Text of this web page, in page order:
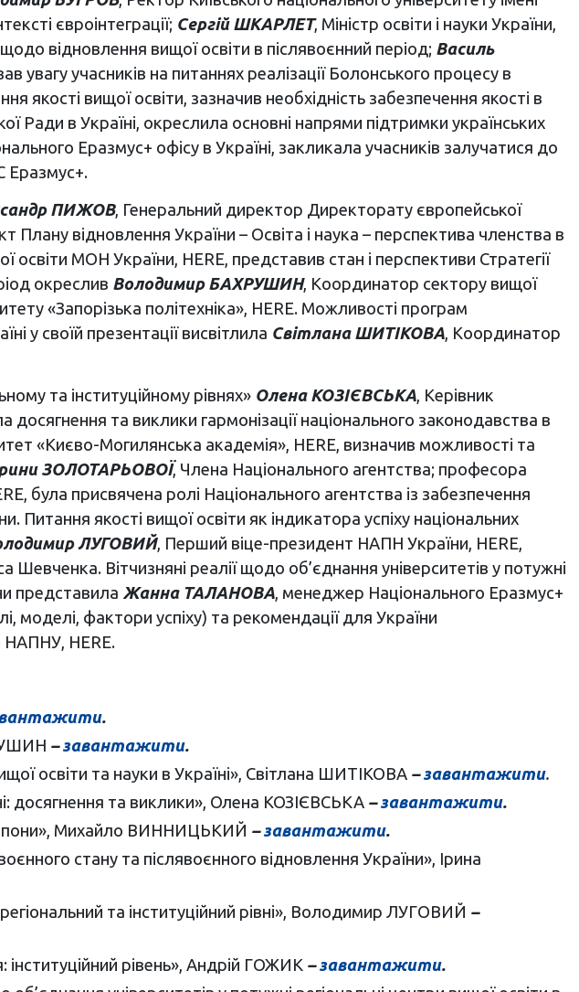
євроінтеграції; Сергій ШКАРЛЕТ, Міністр освіти і науки України,
відновлення вищої освіти в післявоєнний період; Василь
увагу учасників на питаннях реалізації Болонського процесу в
якості вищої освіти, зазначив необхідність забезпечення якості в
Ради в Україні, окреслила основні напрями підтримки українських
Еразмус+ офісу в Україні, закликала учасників залучатися до
Еразмус+.
ПИЖОВ, Генеральний директор Директорату європейської
відновлення України – Освіта і наука – перспектива членства в
МОН України, HERE, представив стан і перспективи Стратегії
окреслив Володимир БАХРУШИН, Координатор сектору вищої
«Запорізька політехніка», HERE. Можливості програм
у своїй презентації висвітлила Світлана ШИТІКОВА, Координатор
та інституційному рівнях» Олена КОЗІЄВСЬКА, Керівник
досягнення та виклики гармонізації національного законодавства в
«Києво-Могилянська академія», HERE, визначив можливості та
ЗОЛОТАРЬОВОЇ, Члена Національного агентства; професора
була присвячена ролі Національного агентства із забезпечення
Питання якості вищої освіти як індикатора успіху національних
ЛУГОВИЙ, Перший віце-президент НАПН України, HERE,
Шевченка. Вітчизняні реалії щодо об’єднання університетів у потужні
представила Жанна ТАЛАНОВА, менеджер Національного Еразмус+
моделі, фактори успіху) та рекомендації для України
НАПНУ, HERE.
.
–завантажити.
освіти та науки в Україні», Світлана ШИТІКОВА –завантажити.
досягнення та виклики», Олена КОЗІЄВСЬКА –завантажити.
Михайло ВИННИЦЬКИЙ –завантажити.
стану та післявоєнного відновлення України», Ірина
та інституційний рівні», Володимир ЛУГОВИЙ –
інституційний рівень», Андрій ГОЖИК –завантажити.